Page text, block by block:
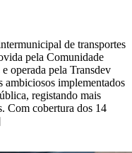
de transportes
pela Comunidade
operada pela Transdev
ambiciosos implementados
registando mais
Com cobertura dos 14